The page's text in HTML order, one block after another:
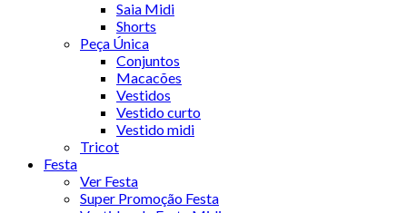
Saia Midi
Shorts
Peça Única
Conjuntos
Macacões
Vestidos
Vestido curto
Vestido midi
Tricot
Festa
Ver Festa
Super Promoção Festa